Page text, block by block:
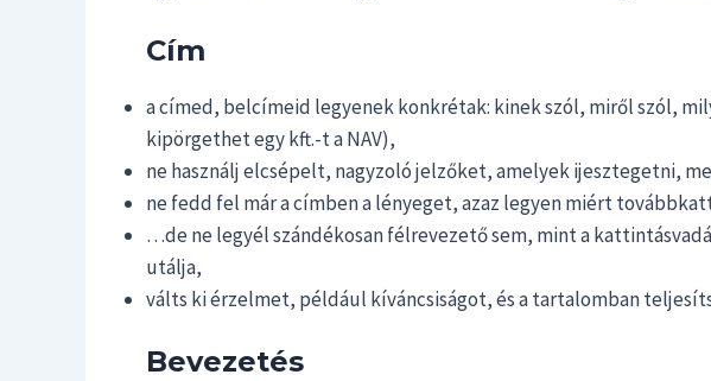
Cím
a címed, belcímeid legyenek konkrétak: kinek szól, miről szól,
kipörgethet egy kft.-t a NAV),
ne használj elcsépelt, nagyzoló jelzőket, amelyek ijesztegetni,
ne fedd fel már a címben a lényeget, azaz legyen miért
…de ne legyél szándékosan félrevezető sem, mint a
utálja,
válts ki érzelmet, például kíváncsiságot, és a tartalomban
Bevezetés